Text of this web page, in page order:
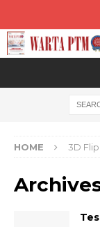
HOME 3D
Tes